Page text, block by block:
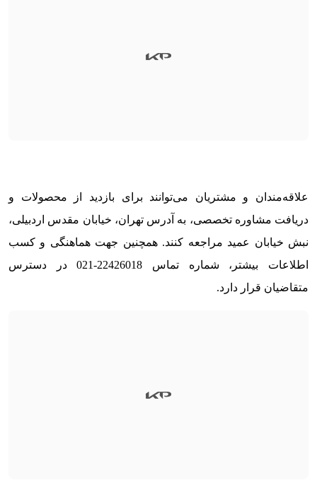
علاقه‌مندان و مشتریان می‌توانند برای بازدید از محصولات و
دریافت مشاوره تخصصی، به آدرس تهران، خیابان مقدس اردبیلی،
نبش خیابان عمید مراجعه کنند. همچنین جهت هماهنگی و کسب
اطلاعات بیشتر، شماره تماس 22426018-021 در دسترس
متقاضیان قرار دارد.